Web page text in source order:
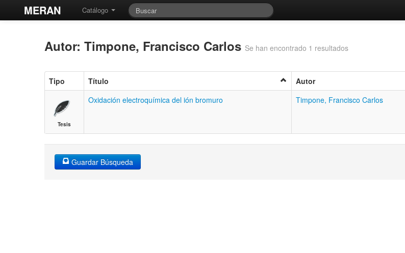
MERAN Catálogo
Autor: Timpone, Francisco Carlos Se han encontrado 1 resultados
Tipo Título Autor
Tesis
Oxidación electroquímica del ión bromuro Timpone, Francisco Carlos
Guardar Búsqueda